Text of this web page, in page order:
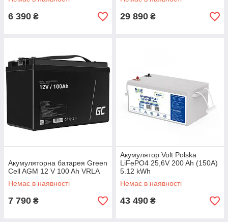
6 390 ₴ 29 890 ₴
Акумуляторна батарея Green
Cell AGM 12 V 100 Ah VRLA
Немає в наявності
7 790 ₴
Акумулятор Volt Polska
LiFePO4 25,6V 200 Ah (150A)
5.12 kWh
Немає в наявності
43 490 ₴